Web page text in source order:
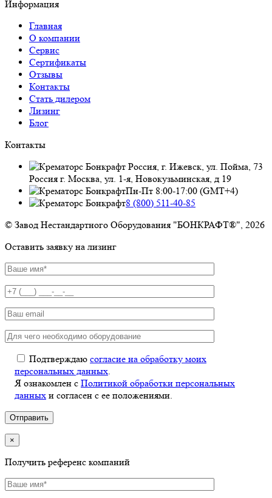
Информация
Главная
О компании
Сервис
Сертификаты
Отзывы
Контакты
Стать дилером
Лизинг
Блог
Контакты
Россия, г. Ижевск, ул. Пойма, 73
Россия г. Москва, ул. 1-я, Новокузьминская, д 19
Пн-Пт 8:00-17:00 (GMT+4)
8 (800) 511-40-85
© Завод Нестандартного Оборудования "БОНКРАФТ®", 2026
Оставить заявку на лизинг
Подтверждаю согласие на обработку моих
персональных данных.
Я ознакомлен с Политикой обработки персональных
данных и согласен с ее положениями.
×
Получить референс компаний